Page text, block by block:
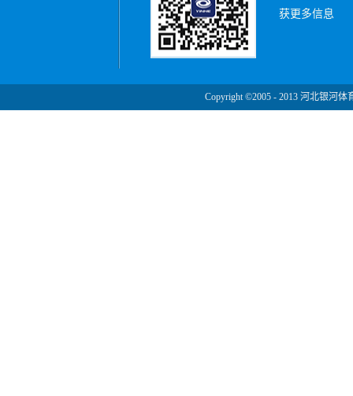
获更多信息
Copyright ©2005 - 2013 河北银河体